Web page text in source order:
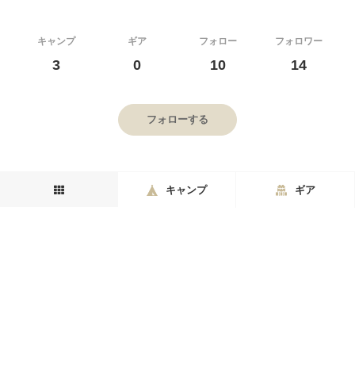
キャンプ
3
ギア
0
フォロー
10
フォロワー
14
フォローする
キャンプ ギア